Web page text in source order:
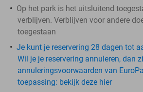
Op het park is het uitsluitend
verblijven. Verblijven voor andere
toegestaan
Je kunt je reservering 28 dagen tot
Wil je je reservering annuleren, dan
annuleringsvoorwaarden van
toepassing: bekijk deze hier